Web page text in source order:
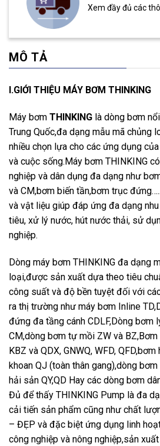
Xem đầy đủ các
MÔ TẢ
I.GIỚI THIỆU MÁY BƠM THINKING
Máy bơm THINKING là dòng bơm
Trung Quốc,đa dạng mẫu mã chủng
nhiều chọn lựa cho các ứng dụng
và cuộc sống.Máy bơm THINKING
nghiệp và dân dụng đa dạng như
và CM,bơm biến tần,bơm trục
và vật liệu giúp đáp ứng đa dạng
tiêu, xử lý nước, hút nước thải, sử
nghiệp.
Dòng máy bơm THINKING đa dạng
loại,được sản xuất dựa theo tiêu
công suất và độ bền tuyệt đối với
ra thị trường như máy bơm Inline
đứng đa tầng cánh CDLF,Dòng bơm
CM,dòng bơm tự mồi ZW và
KBZ và QDX, GNWQ, WFD,
khoan QJ (toàn thân gang),dòng
hải sản QY,QD Hay các dòng bơm
Đủ để thấy THINKING Pump là đa
cải tiến sản phẩm cũng như chất
– ĐẸP và đặc biệt ứng dụng linh
công nghiệp và nông nghiệp,sản